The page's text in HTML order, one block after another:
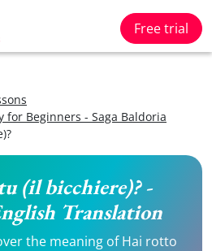
Free trial
for Beginners - Saga Baldoria
(il bicchiere)? -
Translation
the meaning of Hai rotto